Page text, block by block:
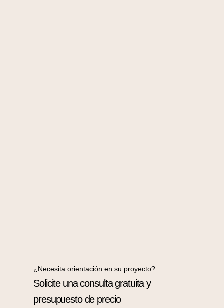
¿Necesita orientación en su proyecto?
Solicite una consulta gratuita y
presupuesto de precio